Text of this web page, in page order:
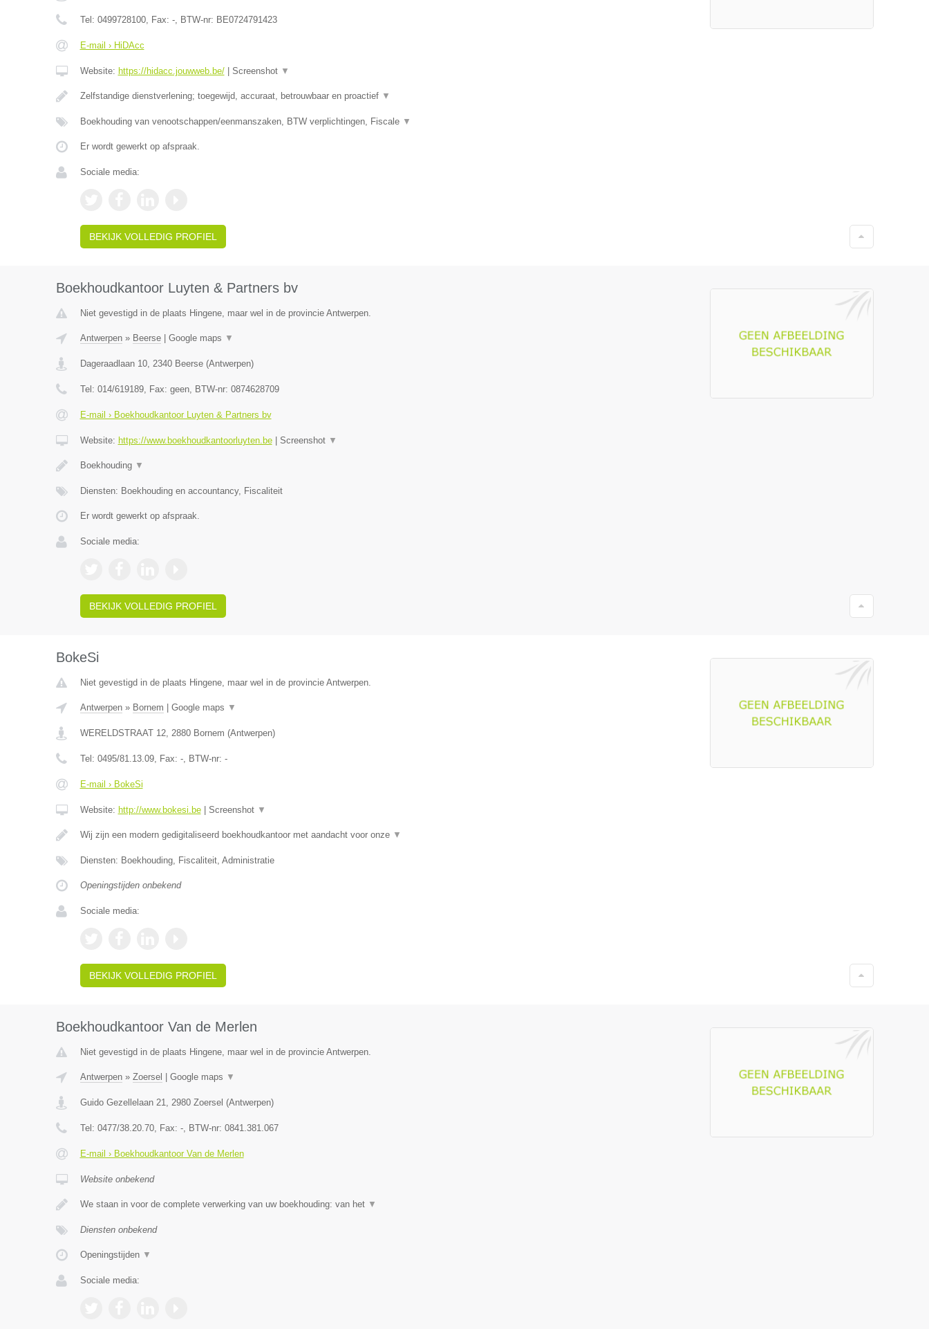
Tel: 0499728100, Fax: -, BTW-nr: BE0724791423
E-mail › HiDAcc
Website: https://hidacc.jouwweb.be/| Screenshot ▼
Zelfstandige dienstverlening; toegewijd, accuraat, betrouwbaar en proactief ▼
Boekhouding van venootschappen/eenmanszaken, BTW verplichtingen, Fiscale ▼
Er wordt gewerkt op afspraak.
Sociale media:
BEKIJK VOLLEDIG PROFIEL
Boekhoudkantoor Luyten & Partners bv
Niet gevestigd in de plaats Hingene, maar wel in de provincie Antwerpen.
Antwerpen» Beerse| Google maps ▼
Dageraadlaan 10, 2340 Beerse(Antwerpen)
Tel: 014/619189, Fax: geen, BTW-nr: 0874628709
E-mail › Boekhoudkantoor Luyten & Partners bv
Website: https://www.boekhoudkantoorluyten.be| Screenshot ▼
Boekhouding ▼
Diensten: Boekhouding en accountancy, Fiscaliteit
Er wordt gewerkt op afspraak.
Sociale media:
BEKIJK VOLLEDIG PROFIEL
BokeSi
Niet gevestigd in de plaats Hingene, maar wel in de provincie Antwerpen.
Antwerpen» Bornem Google maps ▼
WERELDSTRAAT 12, 2880 Bornem (Antwerpen)
Tel: 0495/81.13.09, Fax: -, BTW-nr: -
E-mail › BokeSi
Website: http://www.bokesi.be| Screenshot ▼
Wij zijn een modern gedigitaliseerd boekhoudkantoor met aandacht voor onze ▼
Diensten: Boekhouding, Fiscaliteit, Administratie
Openingstijden onbekend
Sociale media:
BEKIJK VOLLEDIG PROFIEL
Boekhoudkantoor Van de Merlen
Niet gevestigd in de plaats Hingene, maar wel in de provincie Antwerpen.
Antwerpen» Zoersel Google maps ▼
Guido Gezellelaan 21, 2980 Zoersel (Antwerpen)
Tel: 0477/38.20.70, Fax: -, BTW-nr: 0841.381.067
E-mail › Boekhoudkantoor Van de Merlen
Website onbekend
We staan in voor de complete verwerking van uw boekhouding: van het ▼
Diensten onbekend
Openingstijden ▼
Sociale media: